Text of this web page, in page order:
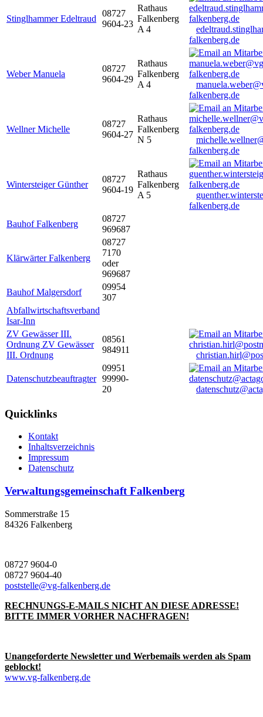
Stinglhammer Edeltraud
08727
9604-23
Rathaus
Falkenberg
A 4
falkenberg.de
Weber Manuela
08727
9604-29
Rathaus
Falkenberg
A 4
falkenberg.de
Wellner Michelle
08727
9604-27
Rathaus
Falkenberg
N 5
falkenberg.de
Wintersteiger Günther
08727
9604-19
Rathaus
Falkenberg
A 5
falkenberg.de
Bauhof Falkenberg
08727
969687
Klärwärter Falkenberg
08727
7170
oder
969687
Bauhof Malgersdorf
09954
307
Abfallwirtschaftsverband
Isar-Inn
ZV Gewässer III.
Ordnung ZV Gewässer
III. Ordnung
08561
984911
Datenschutzbeauftragter
09951
99990-
20
Quicklinks
Kontakt
Inhaltsverzeichnis
Impressum
Datenschutz
Verwaltungsgemeinschaft Falkenberg
Sommerstraße 15
84326 Falkenberg
08727 9604-0
08727 9604-40
poststelle@vg-falkenberg.de
RECHNUNGS-E-MAILS NICHT AN DIESE ADRESSE!
BITTE IMMER VORHER NACHFRAGEN!
Unangeforderte Newsletter und Werbemails werden als Spam
geblockt!
www.vg-falkenberg.de